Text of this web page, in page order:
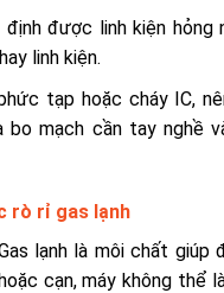
định được linh kiện hỏng
linh kiện.
tạp hoặc cháy IC,
bo mạch cần tay nghề
rò rỉ gas lạnh
lạnh là môi chất giúp
cạn, máy không thể